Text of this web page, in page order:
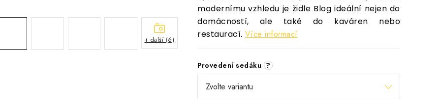
modernímu vzhledu je židle Blog ideální nejen do
domácností, ale také do kaváren nebo
restaurací. Více informací
Provedení sedáku ?
+ další (6)